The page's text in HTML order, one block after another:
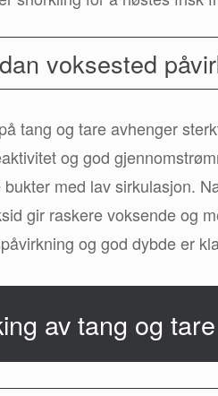
voksested
tang og tare avhenger
og god
bukter med lav sirkulasjon.
gir raskere voksende og
og god dybde er
av tang og tare